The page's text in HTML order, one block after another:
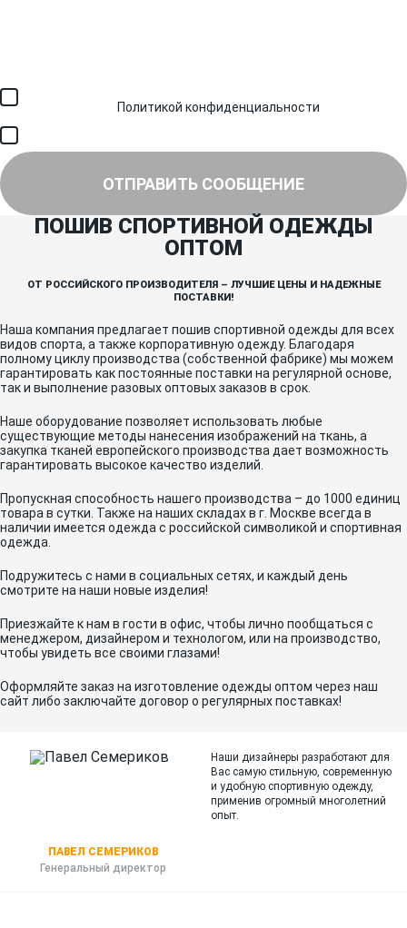
Политикой конфиденциальности
ОТПРАВИТЬ СООБЩЕНИЕ
ПОШИВ СПОРТИВНОЙ ОДЕЖДЫ
ОПТОМ
ОТ РОССИЙСКОГО ПРОИЗВОДИТЕЛЯ – ЛУЧШИЕ ЦЕНЫ И НАДЕЖНЫЕ
ПОСТАВКИ!
Наша компания предлагает пошив спортивной одежды для всех
видов спорта, а также корпоративную одежду. Благодаря
полному циклу производства (собственной фабрике) мы можем
гарантировать как постоянные поставки на регулярной основе,
так и выполнение разовых оптовых заказов в срок.
Наше оборудование позволяет использовать любые
существующие методы нанесения изображений на ткань, а
закупка тканей европейского производства дает возможность
гарантировать высокое качество изделий.
Пропускная способность нашего производства – до 1000 единиц
товара в сутки. Также на наших складах в г. Москве всегда в
наличии имеется одежда с российской символикой и спортивная
одежда.
Подружитесь с нами в социальных сетях, и каждый день
смотрите на наши новые изделия!
Приезжайте к нам в гости в офис, чтобы лично пообщаться с
менеджером, дизайнером и технологом, или на производство,
чтобы увидеть все своими глазами!
Оформляйте заказ на изготовление одежды оптом через наш
сайт либо заключайте договор о регулярных поставках!
ПАВЕЛ СЕМЕРИКОВ
Генеральный директор
Наши дизайнеры разработают для
Вас самую стильную, современную
и удобную спортивную одежду,
применив огромный многолетний
опыт.